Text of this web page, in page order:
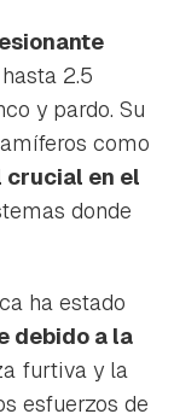
2.5
y pardo. Su
como
crucial en el
donde
ha estado
debido a la
furtiva y la
esfuerzos de